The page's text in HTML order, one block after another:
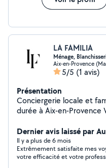
LA FAMILIA
Ménage,
Aix-en-Provence
5/5 (1 avis)
Présentation
Conciergerie locale et
durée à Aix-en-Provence Vous cherchez une solution
entreprise familiale,
d'Aix-en-Provence,
conciergerie à la carte
gestionnaires. Que vous ayez besoin d'un simple
Dernier avis laissé par
Il y a plus de 6 mois
Extrêmement satisfaite mes
votre efficacité et votre